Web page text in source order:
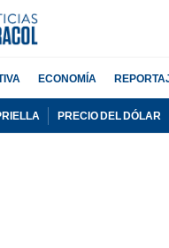
ECONOMÍA
PRECIO DEL DÓLAR